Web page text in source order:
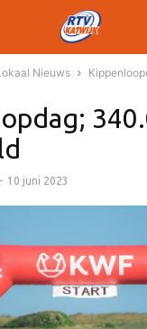
Nieuws
- 10 juni 2023